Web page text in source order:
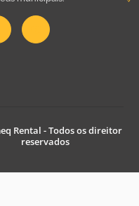
Rental - Todos os direitor
reservados